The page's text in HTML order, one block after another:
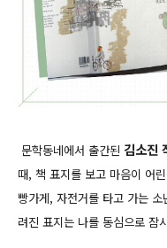
문학동네에서 출간된 김소진
때, 책 표지를 보고 마음이 어
빵가게, 자전거를 타고 가는
려진 표지는 나를 동심으로 잠